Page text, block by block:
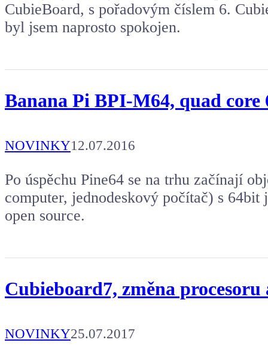
CubieBoard, s pořadovým číslem 6.
byl jsem naprosto spokojen.
Banana Pi BPI-M64, quad
NOVINKY12.07.2016
Po úspěchu Pine64 se na trhu začínají
computer, jednodeskový počítač) s
open source.
Cubieboard7, změna procesoru
NOVINKY25.07.2017